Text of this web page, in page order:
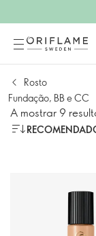
Rosto
Fundação, BB e CC
A mostrar 9